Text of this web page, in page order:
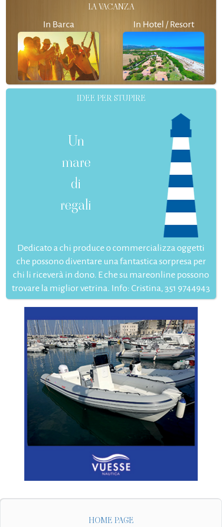
LA VACANZA
In Barca In Hotel / Resort
IDEE PER STUPIRE
Un
mare
di
regali
Dedicato a chi produce o commercializza oggetti
che possono diventare una fantastica sorpresa per
chi li riceverà in dono. E che su mareonline possono
trovare la miglior vetrina. Info: Cristina, 351 9744943
HOME PAGE